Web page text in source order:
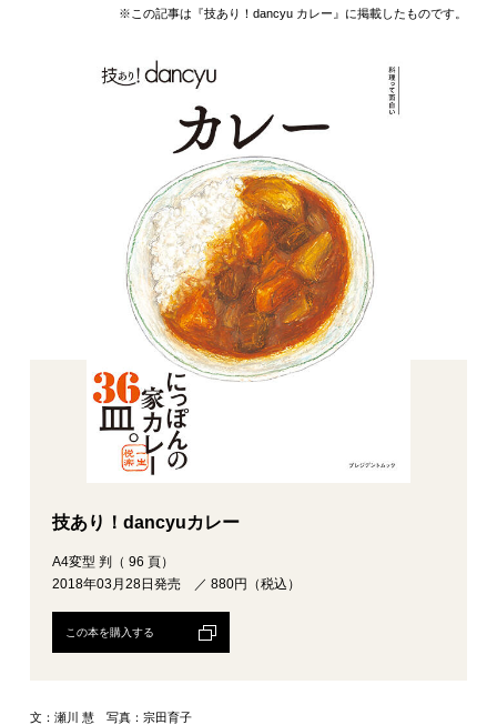
※この記事は『技あり！dancyu カレー』に掲載したものです。
技あり！dancyuカレー
A4変型 判（ 96 頁）
2018年03月28日発売 ／ 880円（税込）
この本を購入する
文：瀬川 慧 写真：宗田育子